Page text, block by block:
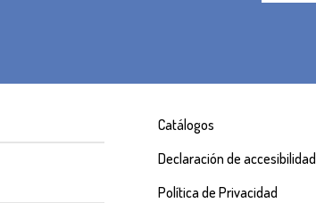
Catálogos
Declaración de accesibilidad
Política de Privacidad